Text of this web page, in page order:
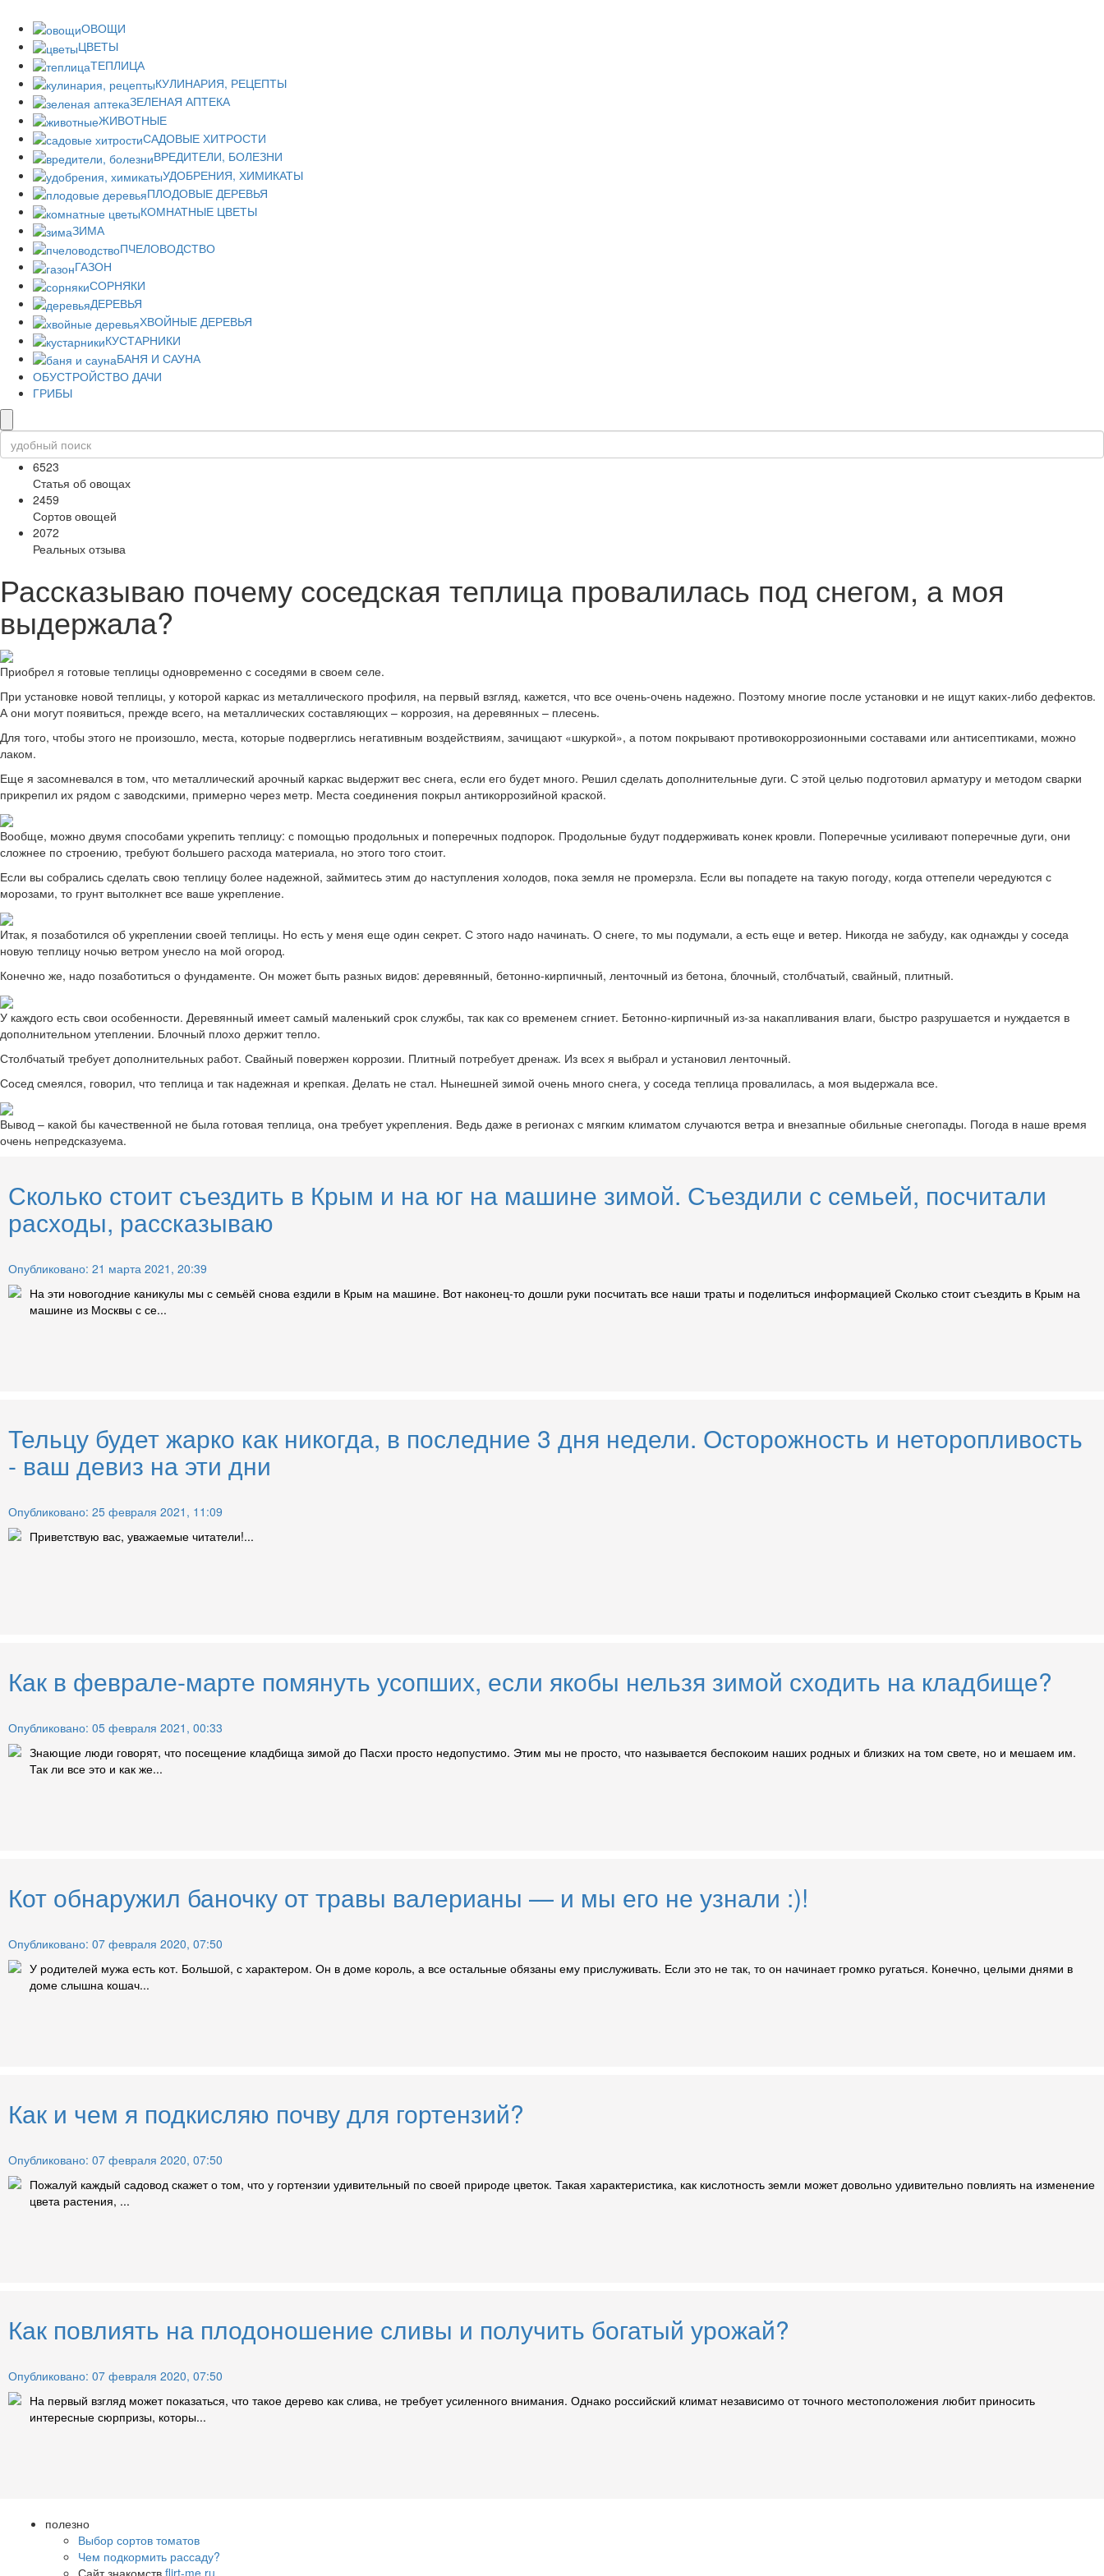
ОВОЩИ
ЦВЕТЫ
ТЕПЛИЦА
КУЛИНАРИЯ, РЕЦЕПТЫ
ЗЕЛЕНАЯ АПТЕКА
ЖИВОТНЫЕ
САДОВЫЕ ХИТРОСТИ
ВРЕДИТЕЛИ, БОЛЕЗНИ
УДОБРЕНИЯ, ХИМИКАТЫ
ПЛОДОВЫЕ ДЕРЕВЬЯ
КОМНАТНЫЕ ЦВЕТЫ
ЗИМА
ПЧЕЛОВОДСТВО
ГАЗОН
СОРНЯКИ
ДЕРЕВЬЯ
ХВОЙНЫЕ ДЕРЕВЬЯ
КУСТАРНИКИ
БАНЯ И САУНА
ОБУСТРОЙСТВО ДАЧИ
ГРИБЫ
6523
Статья об овощах
2459
Сортов овощей
2072
Реальных отзыва
Рассказываю почему соседская теплица провалилась под снегом, а моя
выдержала?
Приобрел я готовые теплицы одновременно с соседями в своем селе.
При установке новой теплицы, у которой каркас из металлического профиля, на первый взгляд, кажется, что все очень-очень надежно. Поэтому многие после установки и не ищут каких-либо дефектов.
А они могут появиться, прежде всего, на металлических составляющих – коррозия, на деревянных – плесень.
Для того, чтобы этого не произошло, места, которые подверглись негативным воздействиям, зачищают «шкуркой», а потом покрывают противокоррозионными составами или антисептиками, можно
лаком.
Еще я засомневался в том, что металлический арочный каркас выдержит вес снега, если его будет много. Решил сделать дополнительные дуги. С этой целью подготовил арматуру и методом сварки
прикрепил их рядом с заводскими, примерно через метр. Места соединения покрыл антикоррозийной краской.
Вообще, можно двумя способами укрепить теплицу: с помощью продольных и поперечных подпорок. Продольные будут поддерживать конек кровли. Поперечные усиливают поперечные дуги, они
сложнее по строению, требуют большего расхода материала, но этого того стоит.
Если вы собрались сделать свою теплицу более надежной, займитесь этим до наступления холодов, пока земля не промерзла. Если вы попадете на такую погоду, когда оттепели чередуются с
морозами, то грунт вытолкнет все ваше укрепление.
Итак, я позаботился об укреплении своей теплицы. Но есть у меня еще один секрет. С этого надо начинать. О снеге, то мы подумали, а есть еще и ветер. Никогда не забуду, как однажды у соседа
новую теплицу ночью ветром унесло на мой огород.
Конечно же, надо позаботиться о фундаменте. Он может быть разных видов: деревянный, бетонно-кирпичный, ленточный из бетона, блочный, столбчатый, свайный, плитный.
У каждого есть свои особенности. Деревянный имеет самый маленький срок службы, так как со временем сгниет. Бетонно-кирпичный из-за накапливания влаги, быстро разрушается и нуждается в
дополнительном утеплении. Блочный плохо держит тепло.
Столбчатый требует дополнительных работ. Свайный повержен коррозии. Плитный потребует дренаж. Из всех я выбрал и установил ленточный.
Сосед смеялся, говорил, что теплица и так надежная и крепкая. Делать не стал. Нынешней зимой очень много снега, у соседа теплица провалилась, а моя выдержала все.
Вывод – какой бы качественной не была готовая теплица, она требует укрепления. Ведь даже в регионах с мягким климатом случаются ветра и внезапные обильные снегопады. Погода в наше время
очень непредсказуема.
Сколько стоит съездить в Крым и на юг на машине зимой. Съездили с семьей, посчитали
расходы, рассказываю
Опубликовано: 21 марта 2021, 20:39
На эти новогодние каникулы мы с семьёй снова ездили в Крым на машине. Вот наконец-то дошли руки посчитать все наши траты и поделиться информацией Сколько стоит съездить в Крым на
машине из Москвы с се...
Тельцу будет жарко как никогда, в последние 3 дня недели. Осторожность и неторопливость
- ваш девиз на эти дни
Опубликовано: 25 февраля 2021, 11:09
Приветствую вас, уважаемые читатели!...
Как в феврале-марте помянуть усопших, если якобы нельзя зимой сходить на кладбище?
Опубликовано: 05 февраля 2021, 00:33
Знающие люди говорят, что посещение кладбища зимой до Пасхи просто недопустимо. Этим мы не просто, что называется беспокоим наших родных и близких на том свете, но и мешаем им.
Так ли все это и как же...
Кот обнаружил баночку от травы валерианы — и мы его не узнали :)!
Опубликовано: 07 февраля 2020, 07:50
У родителей мужа есть кот. Большой, с характером. Он в доме король, а все остальные обязаны ему прислуживать. Если это не так, то он начинает громко ругаться. Конечно, целыми днями в
доме слышна кошач...
Как и чем я подкисляю почву для гортензий?
Опубликовано: 07 февраля 2020, 07:50
Пожалуй каждый садовод скажет о том, что у гортензии удивительный по своей природе цветок. Такая характеристика, как кислотность земли может довольно удивительно повлиять на изменение
цвета растения, ...
Как повлиять на плодоношение сливы и получить богатый урожай?
Опубликовано: 07 февраля 2020, 07:50
На первый взгляд может показаться, что такое дерево как слива, не требует усиленного внимания. Однако российский климат независимо от точного местоположения любит приносить
интересные сюрпризы, которы...
полезно
Выбор сортов томатов
Чем подкормить рассаду?
Сайт знакомств flirt-me.ru